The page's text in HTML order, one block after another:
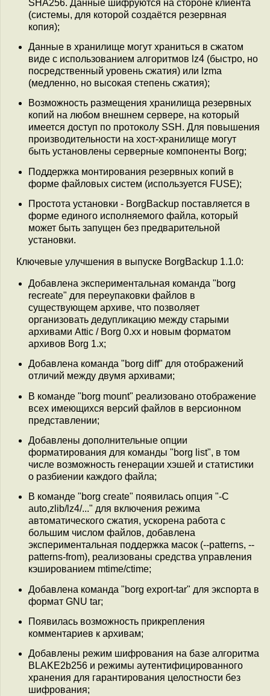
SHA256. Данные шифруются на стороне клиента
(системы, для которой создаётся резервная
копия);
Данные в хранилище могут храниться в сжатом
виде с использованием алгоритмов lz4 (быстро, но
посредственный уровень сжатия) или lzma
(медленно, но высокая степень сжатия);
Возможность размещения хранилища резервных
копий на любом внешнем сервере, на который
имеется доступ по протоколу SSH. Для повышения
производительности на хост-хранилище могут
быть установлены серверные компоненты Borg;
Поддержка монтирования резервных копий в
форме файловых систем (используется FUSE);
Простота установки - BorgBackup поставляется в
форме единого исполняемого файла, который
может быть запущен без предварительной
установки.
Ключевые улучшения в выпуске BorgBackup 1.1.0:
Добавлена экспериментальная команда "borg
recreate" для переупаковки файлов в
существующем архиве, что позволяет
организовать дедупликацию между старыми
архивами Attic / Borg 0.xx и новым форматом
архивов Borg 1.x;
Добавлена команда "borg diff" для отображений
отличий между двумя архивами;
В команде "borg mount" реализовано отображение
всех имеющихся версий файлов в версионном
представлении;
Добавлены дополнительные опции
форматирования для команды "borg list", в том
числе возможность генерации хэшей и статистики
о разбиении каждого файла;
В команде "borg create" появилась опция "-C
auto,zlib/lz4/..." для включения режима
автоматического сжатия, ускорена работа с
большим числом файлов, добавлена
экспериментальная поддержка масок (--patterns, --
patterns-from), реализованы средства управления
кэшированием mtime/ctime;
Добавлена команда "borg export-tar" для экспорта в
формат GNU tar;
Появилась возможность прикрепления
комментариев к архивам;
Добавлены режим шифрования на базе алгоритма
BLAKE2b256 и режимы аутентифицированного
хранения для гарантирования целостности без
шифрования;